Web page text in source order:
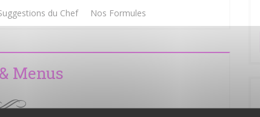
du Chef Nos Formules
Menus